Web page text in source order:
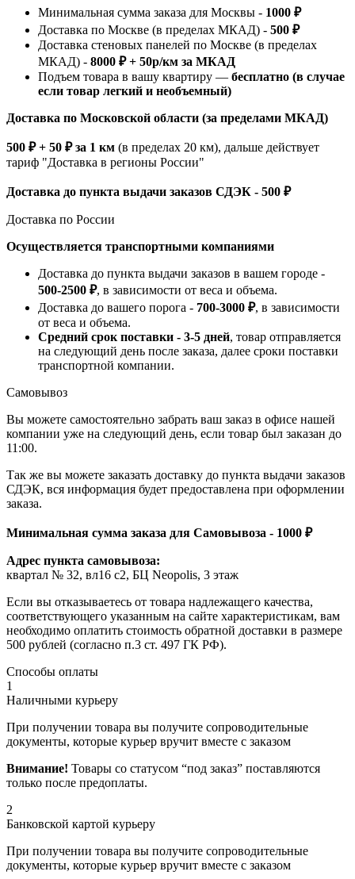
Минимальная сумма заказа для Москвы - 1000 ₽
Доставка по Москве (в пределах МКАД) - 500 ₽
Доставка стеновых панелей по Москве (в пределах
МКАД) - 8000 ₽ + 50р/км за МКАД
Подъем товара в вашу квартиру — бесплатно (в случае
если товар легкий и необъемный)
Доставка по Московской области (за пределами МКАД)
500 ₽ + 50 ₽ за 1 км (в пределах 20 км), дальше действует
тариф "Доставка в регионы России"
Доставка до пункта выдачи заказов СДЭК - 500 ₽
Доставка по России
Осуществляется транспортными компаниями
Доставка до пункта выдачи заказов в вашем городе -
500-2500 ₽, в зависимости от веса и объема.
Доставка до вашего порога - 700-3000 ₽, в зависимости
от веса и объема.
Средний срок поставки - 3-5 дней, товар отправляется
на следующий день после заказа, далее сроки поставки
транспортной компании.
Самовывоз
Вы можете самостоятельно забрать ваш заказ в офисе нашей
компании уже на следующий день, если товар был заказан до
11:00.
Так же вы можете заказать доставку до пункта выдачи заказов
СДЭК, вся информация будет предоставлена при оформлении
заказа.
Минимальная сумма заказа для Самовывоза - 1000 ₽
Адрес пункта самовывоза:
квартал № 32, вл16 с2, БЦ Neopolis, 3 этаж
Если вы отказываетесь от товара надлежащего качества,
соответствующего указанным на сайте характеристикам, вам
необходимо оплатить стоимость обратной доставки в размере
500 рублей (согласно п.3 ст. 497 ГК РФ).
Способы оплаты
1
Наличными курьеру
При получении товара вы получите сопроводительные
документы, которые курьер вручит вместе с заказом
Внимание! Товары со статусом “под заказ” поставляются
только после предоплаты.
2
Банковской картой курьеру
При получении товара вы получите сопроводительные
документы, которые курьер вручит вместе с заказом